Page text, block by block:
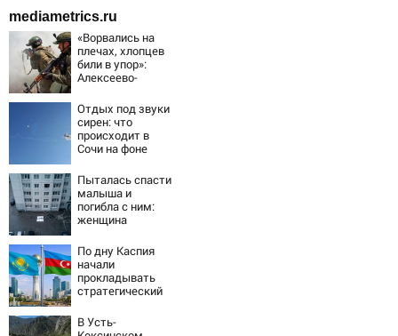
mediametrics.ru
«Ворвались на
плечах, хлопцев
били в упор»:
Алексеево-
могильником для
«птах Мадьяра»
Отдых под звуки
сирен: что
происходит в
Сочи на фоне
атак
беспилотников
Пыталась спасти
малыша и
погибла с ним:
женщина
насмерть на
глазах у детей
06/08/2026 –
Новости
По дну Каспия
начали
прокладывать
стратегический
В Усть-